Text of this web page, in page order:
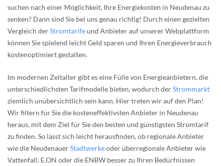
suchen nach einer Möglichkeit, Ihre Energiekosten in Neudenau zu
senken? Dann sind Sie bei uns genau richtig! Durch einen gezielten
Vergleich derStromtarifeund Anbieter auf unserer Webplattform
können Sie spielend leicht Geld sparen und Ihren Energieverbrauch
kostenoptimiert gestalten.
Im modernen Zeitalter gibt es eine Fülle von Energieanbietern, die
unterschiedlichsten Tarifmodelle bieten, wodurch derStrommarkt
ziemlich unübersichtlich sein kann. Hier treten wir auf den Plan!
Wir filtern für Sie die kosteneffektivsten Anbieter in Neudenau
heraus, mit dem Ziel für Sie den besten und günstigsten Stromtarif
zu finden. So lässt sich leicht herausfinden, ob regionale Anbieter
wie die NeudenauerStadtwerkeoder überregionale Anbieter wie
Vattenfall, E.ON oder die ENBW besser zu Ihren Bedürfnissen